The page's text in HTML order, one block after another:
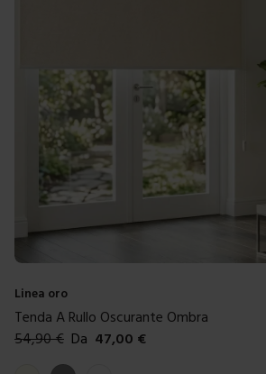
Linea oro
Tenda A Rullo Oscurante Ombra
54,90€ Da 47,00 €
Colori disponibili